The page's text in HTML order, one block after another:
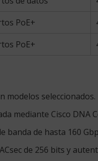
PoE+
PoE+
modelos seleccionados.
mediante Cisco DNA
banda de hasta 160
de 256 bits y